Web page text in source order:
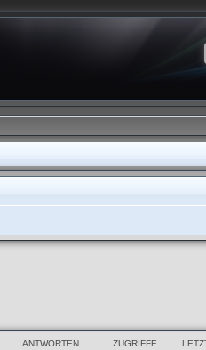
ANTWORTEN ZUGRIFFE